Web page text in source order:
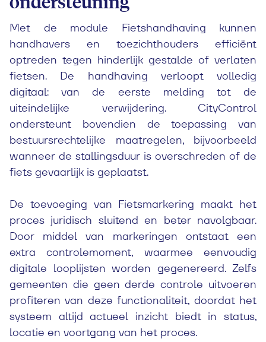
Met de module Fietshandhaving kunnen
handhavers en toezichthouders efficiënt
optreden tegen hinderlijk gestalde of verlaten
fietsen. De handhaving verloopt volledig
digitaal: van de eerste melding tot de
uiteindelijke verwijdering. CityControl
ondersteunt bovendien de toepassing van
bestuursrechtelijke maatregelen, bijvoorbeeld
wanneer de stallingsduur is overschreden of de
fiets gevaarlijk is geplaatst.
De toevoeging van Fietsmarkering maakt het
proces juridisch sluitend en beter navolgbaar.
Door middel van markeringen ontstaat een
extra controlemoment, waarmee eenvoudig
digitale looplijsten worden gegenereerd. Zelfs
gemeenten die geen derde controle uitvoeren
profiteren van deze functionaliteit, doordat het
systeem altijd actueel inzicht biedt in status,
locatie en voortgang van het proces.